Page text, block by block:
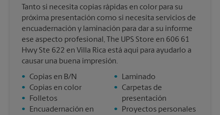
Tanto si necesita copias rápidas en color para su
próxima presentación como si necesita servicios de
encuadernación y laminación para dar a su informe
ese aspecto profesional, The UPS Store en 606 61
Hwy Ste 622 en Villa Rica está aquí para ayudarlo a
causar una buena impresión.
• Copias en B/N
• Copias en color
•
Folletos
•
Encuadernación en
•
Laminado
• Carpetas de
presentación
•
Proyectos personales